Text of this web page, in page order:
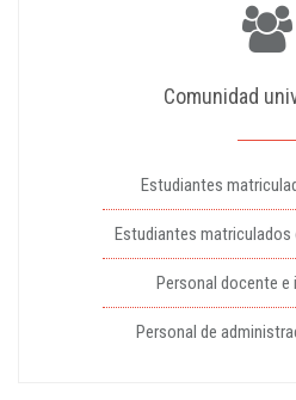
Comunidad
Estudiantes
Estudiantes matriculados
Personal docente e
Personal de